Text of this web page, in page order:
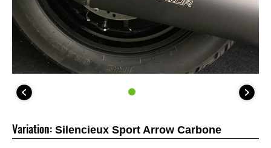
Variation: Silencieux Sport Arrow Carbone